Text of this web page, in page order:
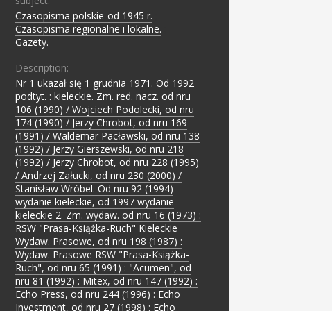
Czasopisma polskie-od 1945 r.
Czasopisma regionalne i lokalne.
Gazety.
Description:
Nr 1 ukazał się 1 grudnia 1971. Od 1992
podtyt. : kieleckie. Zm. red. nacz. od nru
106 (1990) / Wojciech Podolecki, od nru
174 (1990) / Jerzy Chrobot, od nru 169
(1991) / Waldemar Pacławski, od nru 138
(1992) / Jerzy Gierszewski, od nru 218
(1992) / Jerzy Chrobot, od nru 228 (1995)
/ Andrzej Załucki, od nru 230 (2000) /
Stanisław Wróbel. Od nru 92 (1994)
wydanie kieleckie, od 1997 wydanie
kieleckie 2. Zm. wydaw. od nru 16 (1973) :
RSW "Prasa-Książka-Ruch" Kieleckie
Wydaw. Prasowe, od nru 198 (1987) :
Wydaw. Prasowe RSW "Prasa-Książka-
Ruch", od nru 65 (1991) : "Acumen", od
nru 81 (1992) : Mitex, od nru 147 (1992) :
Echo Press, od nru 244 (1996) : Echo
Investment, od nru 27 (1998) : Echo